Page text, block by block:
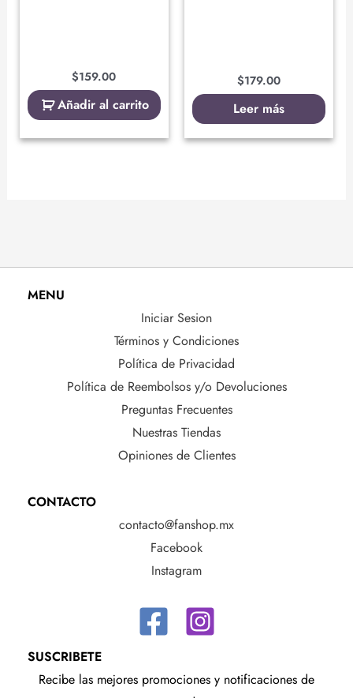
$159.00
Añadir al carrito
$179.00
Leer más
MENU
Iniciar Sesion
Términos y Condiciones
Política de Privacidad
Política de Reembolsos y/o Devoluciones
Preguntas Frecuentes
Nuestras Tiendas
Opiniones de Clientes
CONTACTO
contacto@fanshop.mx
Facebook
Instagram
SUSCRIBETE
Recibe las mejores promociones y notificaciones de